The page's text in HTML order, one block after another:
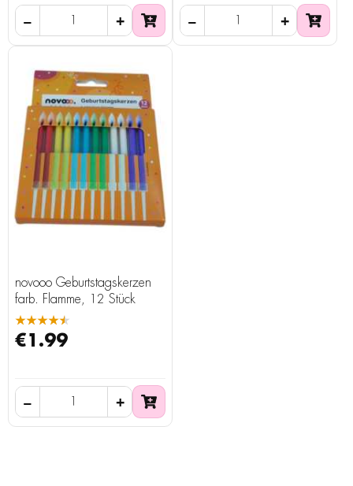
novooo Geburtstagskerzen
farb. Flamme, 12 Stück
★★★★★
€1.99